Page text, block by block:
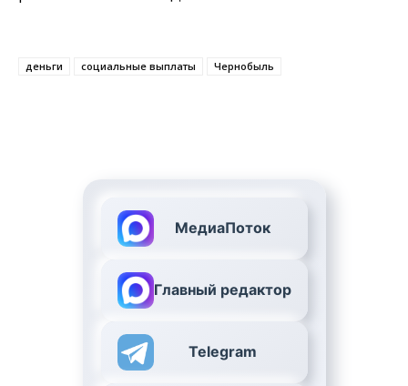
деньги социальные выплаты Чернобыль
МедиаПоток
Главный редактор
Telegram